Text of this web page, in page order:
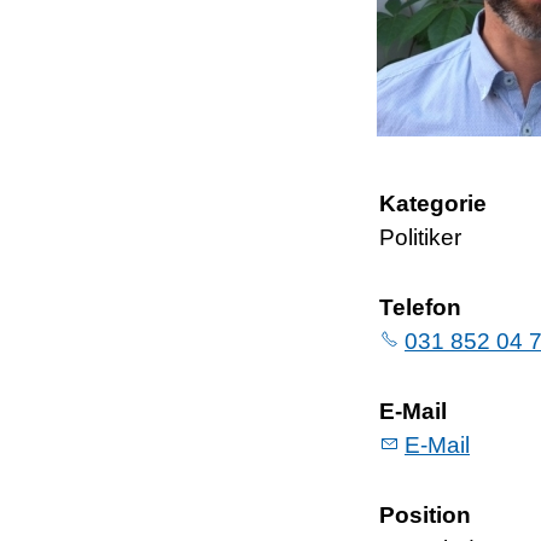
Kategorie
Politiker
Telefon
031 852 04
E-Mail
E-Mail
Position